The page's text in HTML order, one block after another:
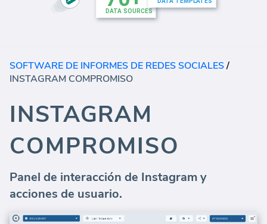
SOFTWARE DE INFORMES DE REDES SOCIALES/
INSTAGRAM COMPROMISO
INSTAGRAM
COMPROMISO
Panel de interacción de Instagram y
acciones de usuario.